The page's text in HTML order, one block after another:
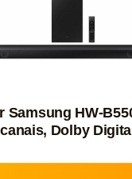
Samsung HW-
canais, Dolby Digital